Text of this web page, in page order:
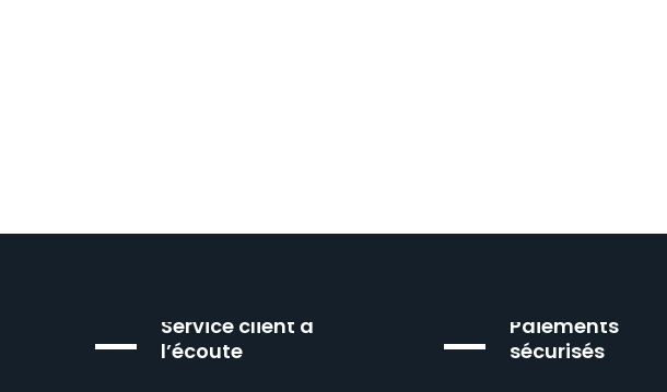
Service client à
l’écoute
Paiements
sécurisés